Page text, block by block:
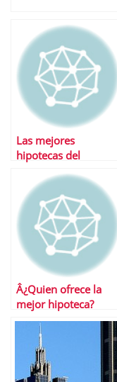
Las mejores
hipotecas del
Â¿Quien ofrece la
mejor hipoteca?
Desvelamos el
misterio